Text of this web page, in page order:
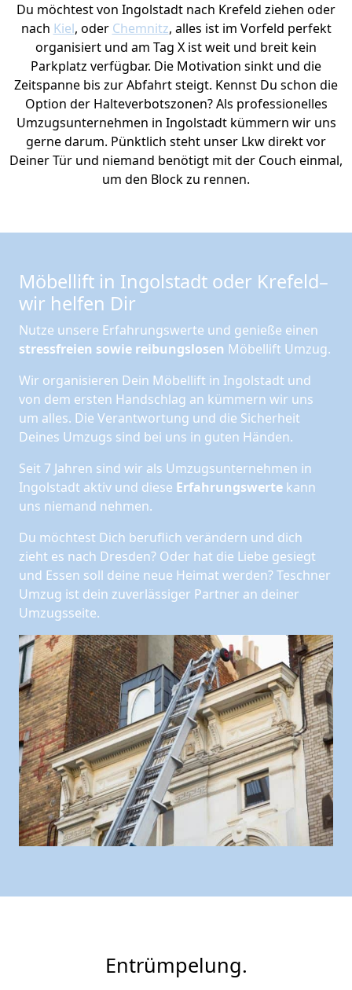
Du möchtest von Ingolstadt nach Krefeld ziehen oder
nach Kiel, oder Chemnitz, alles ist im Vorfeld perfekt
organisiert und am Tag X ist weit und breit kein
Parkplatz verfügbar. Die Motivation sinkt und die
Zeitspanne bis zur Abfahrt steigt. Kennst Du schon die
Option der Halteverbotszonen? Als professionelles
Umzugsunternehmen in Ingolstadt kümmern wir uns
gerne darum. Pünktlich steht unser Lkw direkt vor
Deiner Tür und niemand benötigt mit der Couch einmal,
um den Block zu rennen.
Möbellift in Ingolstadt oder Krefeld–
wir helfen Dir
Nutze unsere Erfahrungswerte und genieße einen
stressfreien sowie reibungslosen Möbellift Umzug.
Wir organisieren Dein Möbellift in Ingolstadt und
von dem ersten Handschlag an kümmern wir uns
um alles. Die Verantwortung und die Sicherheit
Deines Umzugs sind bei uns in guten Händen.
Seit 7 Jahren sind wir als Umzugsunternehmen in
Ingolstadt aktiv und diese Erfahrungswerte kann
uns niemand nehmen.
Du möchtest Dich beruflich verändern und dich
zieht es nach Dresden? Oder hat die Liebe gesiegt
und Essen soll deine neue Heimat werden? Teschner
Umzug ist dein zuverlässiger Partner an deiner
Umzugsseite.
Entrümpelung.